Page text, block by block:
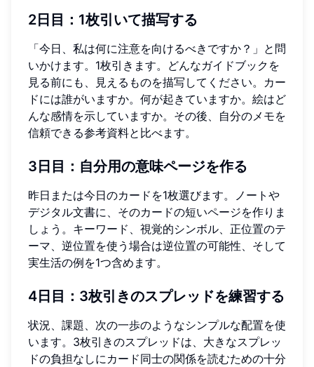
2日目：1枚引いて描写する
「今日、私は何に注意を向けるべきですか？」と問
いかけます。1枚引きます。どんなガイドブックを
見る前にも、見えるものを描写してください。カー
ドには誰がいますか。何が起きていますか。絵はど
んな感情を示していますか。その後、自分のメモを
信頼できる参考資料と比べます。
3日目：自分用の意味ページを作る
昨日または今日のカードを1枚選びます。ノートや
デジタル文書に、そのカードの短いページを作りま
しょう。キーワード、視覚的シンボル、正位置のテ
ーマ、逆位置を使う場合は逆位置の可能性、そして
実生活の例を1つ含めます。
4日目：3枚引きのスプレッドを練習する
状況、課題、次の一歩のようなシンプルな配置を使
います。3枚引きのスプレッドは、大きなスプレッ
ドの負担なしにカード同士の関係を読むための十分